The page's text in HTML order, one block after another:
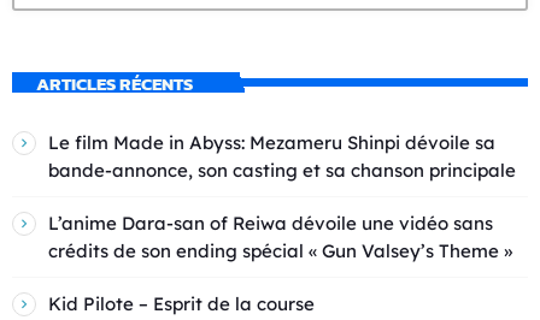
ARTICLES RÉCENTS
Le film Made in Abyss: Mezameru Shinpi dévoile sa
bande-annonce, son casting et sa chanson principale
L’anime Dara-san of Reiwa dévoile une vidéo sans
crédits de son ending spécial « Gun Valsey’s Theme »
Kid Pilote – Esprit de la course